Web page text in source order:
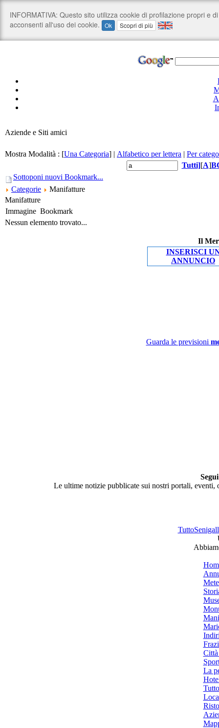
Aziende e Siti amici
Mostra Modalità : [Una Categoria] | Alfabetico per lettera | Per
Tutti][A]B
Sottoponi nuovi Bookmark...
Categorie
Manifatture
Manifatture
Immagine Bookmark
Nessun elemento trovato...
Il
INSERISCI
ANNUNCIO
Guarda le previsioni
Le ultime notizie pubblicate sui nostri portali,
Città
La